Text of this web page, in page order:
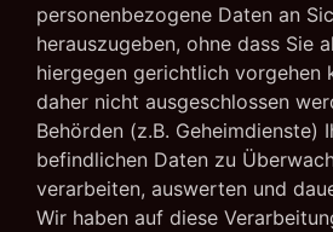
personenbezogene Daten an
herauszugeben, ohne dass Sie
hiergegen gerichtlich vorgehen
daher nicht ausgeschlossen
Behörden (z.B. Geheimdienste)
befindlichen Daten zu
verarbeiten, auswerten und
Wir haben auf diese